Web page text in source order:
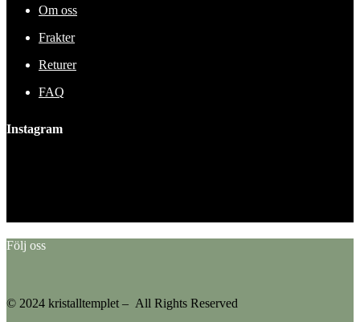
Om oss
Frakter
Returer
FAQ
Instagram
Följ oss
© 2024 kristalltemplet – All Rights Reserved